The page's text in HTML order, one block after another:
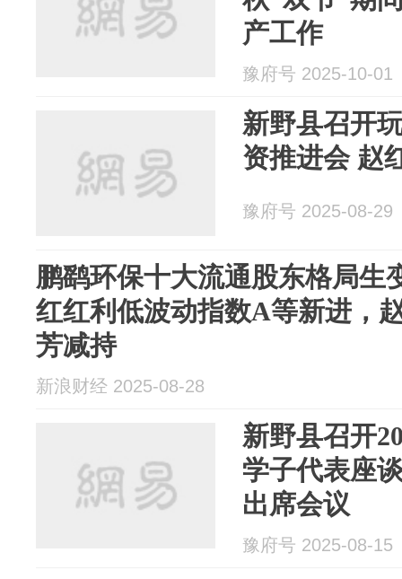
产工作
豫府号 2025-10-01
新野县召开
资推进会 赵
豫府号 2025-08-29
鹏鹞环保十大流通股东格局生
红红利低波动指数A等新进，
芳减持
新浪财经 2025-08-28
新野县召开
学子代表座
出席会议
豫府号 2025-08-15